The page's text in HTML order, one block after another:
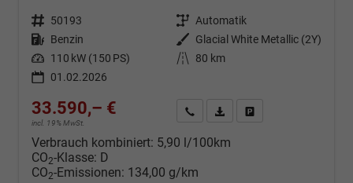
Fahrzeugnr. 50193 Getriebe Automatik
Kraftstoff Benzin Außenfarbe
Glacial White Metallic (2Y)
Leistung 110 kW (150 PS) Kilometerstand
80 km
01.02.2026
33.590,– €
incl. 19% MwSt.
Kontakt & Angebot anfordern
PDF-Datei, Fahrzeugexposé
Verbrauch kombiniert: 5,90 l/100km
CO2-Klasse: D
CO2-Emissionen: 134,00 g/km